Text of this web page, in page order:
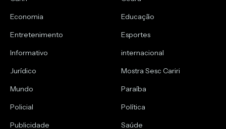
Economia
Educação
Entretenimento
Esportes
Informativo
internacional
Jurídico
Mostra Sesc Cariri
Mundo
Paraíba
Policial
Política
Publicidade
Saúde